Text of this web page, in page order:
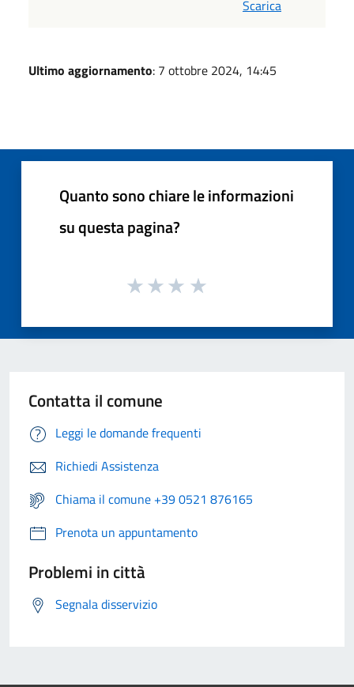
Scarica
Ultimo aggiornamento: 7 ottobre 2024, 14:45
Quanto sono chiare le informazioni
su questa pagina?
Contatta il comune
Leggi le domande frequenti
Richiedi Assistenza
Chiama il comune +39 0521 876165
Prenota un appuntamento
Problemi in città
Segnala disservizio